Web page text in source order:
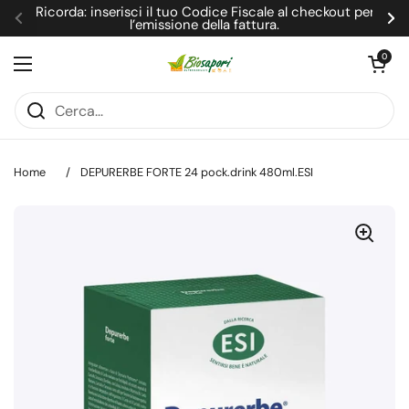
Passa ai contenuti
Precedente
Ricorda: inserisci il tuo Codice Fiscale al checkout per
l’emissione della fattura.
Apri menu
Apri
0
Home / DEPURERBE FORTE 24 pock.drink 480ml.ESI